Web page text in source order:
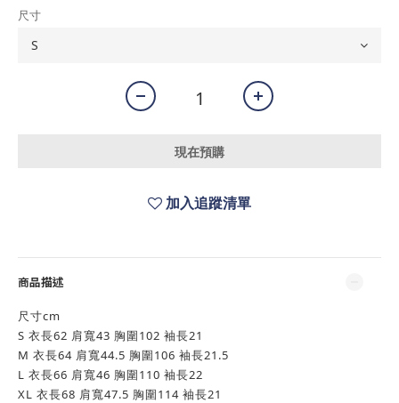
尺寸
現在預購
加入追蹤清單
商品描述
尺寸cm
S 衣長62 肩寬43 胸圍102 袖長21
M 衣長64 肩寬44.5 胸圍106 袖長21.5
L 衣長66 肩寬46 胸圍110 袖長22
XL 衣長68 肩寬47.5 胸圍114 袖長21